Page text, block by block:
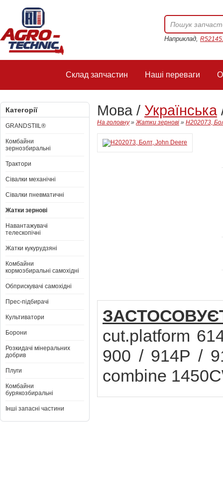
Наприклад,
Склад запчастин Наші переваги
Категорії
GRANDSTIIL®
Комбайни
зернозбиральні
Трактори
Сівалки механічні
Сівалки пневматичні
Жатки зернові
Навантажувачі
телескопічні
Жатки кукурудзяні
Комбайни
кормозбиральні самохідні
Обприскувачі самохідні
Прес-підбирачі
Культиватори
Борони
Розкидачі мінеральних
добрив
Плуги
Комбайни
бурякозбиральні
Інші запасні частини
Мова / Українська
На головну»Жатки зернові » H202073,
cut.platform
900 / 914P /
combine